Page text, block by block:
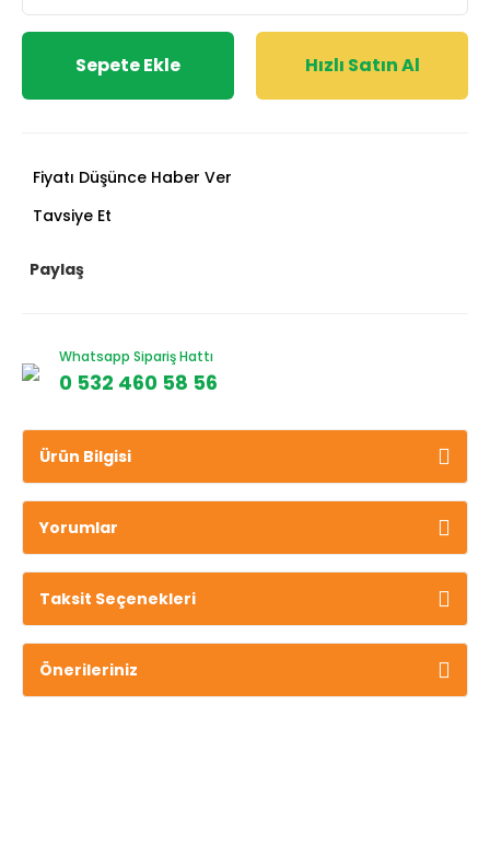
Sepete Ekle Hızlı Satın Al
Fiyatı Düşünce Haber Ver
Tavsiye Et
Paylaş
Whatsapp Sipariş Hattı
0 532 460 58 56
Ürün Bilgisi
Yorumlar
Taksit Seçenekleri
Önerileriniz